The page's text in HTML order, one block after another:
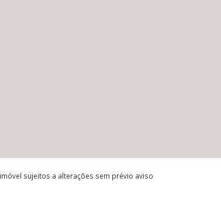
sujeitos a alterações sem prévio aviso